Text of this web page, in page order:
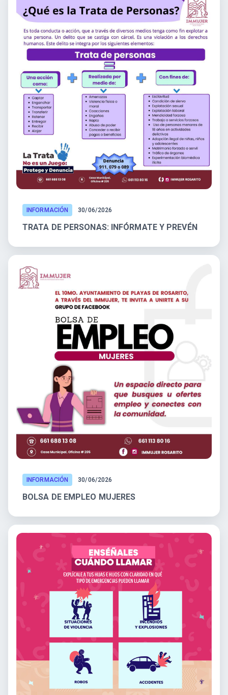
INFORMACIÓN 30/06/2026
TRATA DE PERSONAS: INFÓRMATE Y PREVÉN
INFORMACIÓN 30/06/2026
BOLSA DE EMPLEO MUJERES